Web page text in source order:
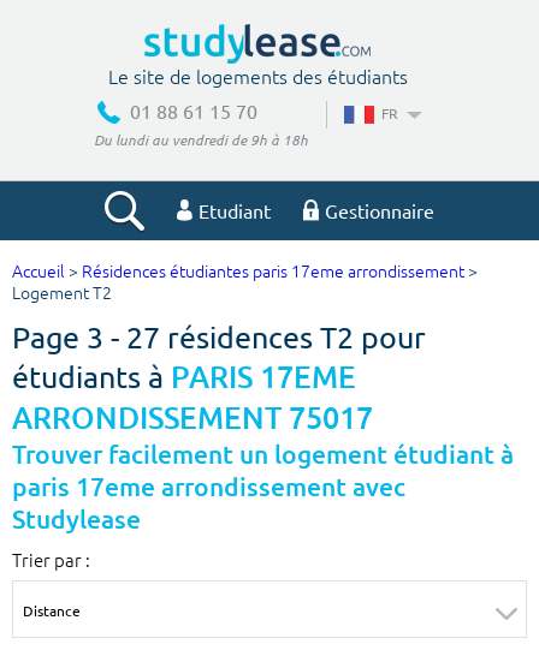
Le site de logements des étudiants
01 88 61 15 70
Du lundi au vendredi de 9h à 18h
FR
Etudiant Gestionnaire
Votre recherche
Ville, école
Budget min
€
Budget max
Surface min
m²
Accueil > Résidences étudiantes paris 17eme arrondissement>
Logement T2
Page 3 - 27 résidences T2 pour
étudiants à PARIS 17EME
ARRONDISSEMENT 75017
Trouver facilement un logement étudiant à
paris 17eme arrondissement avec
Studylease
Trier par :